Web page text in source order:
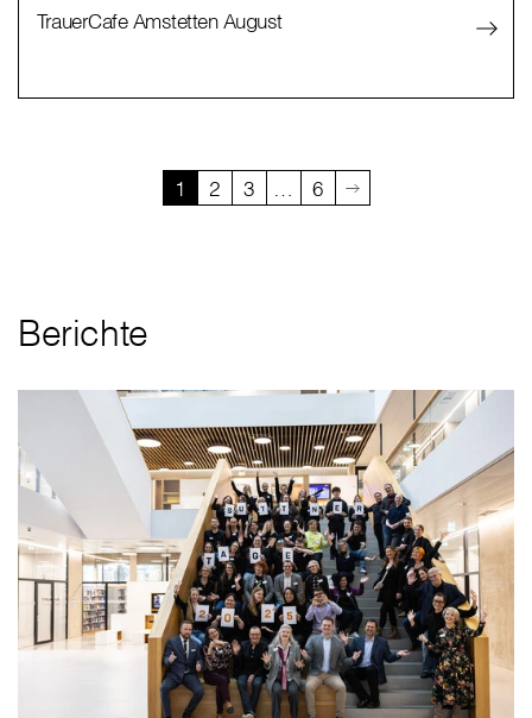
TrauerCafe Amstetten August
1 2 3 … 6
Berichte